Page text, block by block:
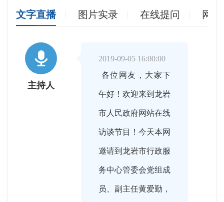
文字直播 图片实录 在线提问 网

主持人
2019-09-05 16:00:00
各位网友，大家下
午好！欢迎来到龙岩
市人民政府网站在线
访谈节目！今天本网
邀请到龙岩市行政服
务中心管委会党组成
员、副主任黄爱勤，